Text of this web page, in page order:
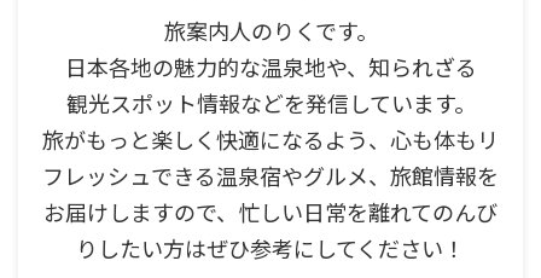
旅案内人のりくです。
日本各地の魅力的な温泉地や、知られざる
観光スポット情報などを発信しています。
旅がもっと楽しく快適になるよう、心も体もリ
フレッシュできる温泉宿やグルメ、旅館情報を
お届けしますので、忙しい日常を離れてのんび
りしたい方はぜひ参考にしてください！